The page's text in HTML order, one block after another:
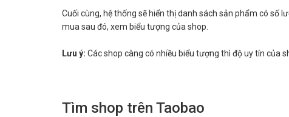
Cuối cùng, hệ thống sẽ hiển thị danh sách sản phẩm có
mua sau đó, xem biểu tượng của shop.
Lưu ý: Các shop càng có nhiều biểu tượng thì độ uy tín của
Tìm shop trên Taobao